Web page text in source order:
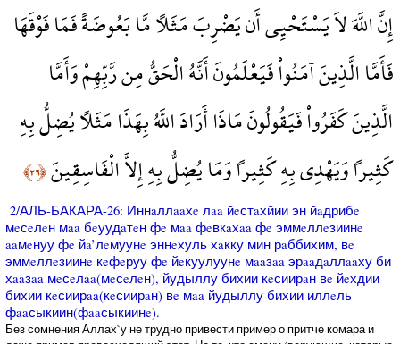
إِنَّ اللَّهَ لاَ يَسْتَحْيِي أَن يَضْرِبَ مَثَلاً مَّا بَعُوضَةً فَمَا فَوْقَهَا
فَأَمَّا الَّذِينَ آمَنُواْ فَيَعْلَمُونَ أَنَّهُ الْحَقُّ مِن رَّبِّهِمْ وَأَمَّا
الَّذِينَ كَفَرُواْ فَيَقُولُونَ مَاذَا أَرَادَ اللَّهُ بِهَذَا مَثَلاً يُضِلُّ بِهِ
كَثِيراً وَيَهْدِي بِهِ كَثِيراً وَمَا يُضِلُّ بِهِ إِلاَّ الْفَاسِقِينَ﴿٢٦﴾
2/АЛЬ-БАКАРА-26: Иннaллaaхe лaa йeстaхйии эн йaдрибe
мeсeлeн мaa бeуудaтeн фe мaa фeвкaхaa фe эммeллeзиинe
aaмeнуу фe йa’лeмуунe эннeхуль хaкку мин рaббихим, вe
эммeллeзиинe кeфeруу фe йeкуулуунe мaaзaa эрaaдaллaaху би
хaaзaa мeсeлaa(мeсeлeн), йудыллу бихии кeсиирaн вe йeхдии
бихии кeсиирaa(кeсиирaн) вe мaa йудыллу бихии иллeль
фaaсыкиин(фaaсыкиинe).
Без сомнения Аллах`у не трудно привести пример о притче комара и